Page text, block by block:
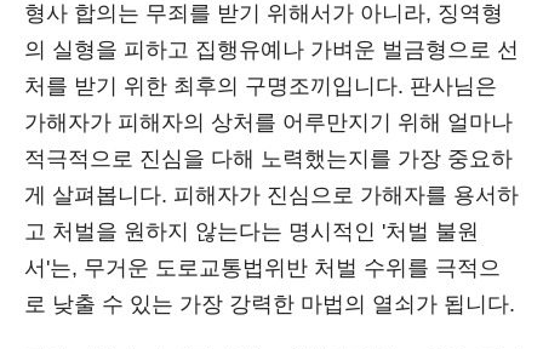
형사 합의는 무죄를 받기 위해서가 아니라, 징역형
의 실형을 피하고 집행유예나 가벼운 벌금형으로 선
처를 받기 위한 최후의 구명조끼입니다. 판사님은
가해자가 피해자의 상처를 어루만지기 위해 얼마나
적극적으로 진심을 다해 노력했는지를 가장 중요하
게 살펴봅니다. 피해자가 진심으로 가해자를 용서하
고 처벌을 원하지 않는다는 명시적인 '처벌 불원
서'는, 무거운 도로교통법위반 처벌 수위를 극적으
로 낮출 수 있는 가장 강력한 마법의 열쇠가 됩니다.